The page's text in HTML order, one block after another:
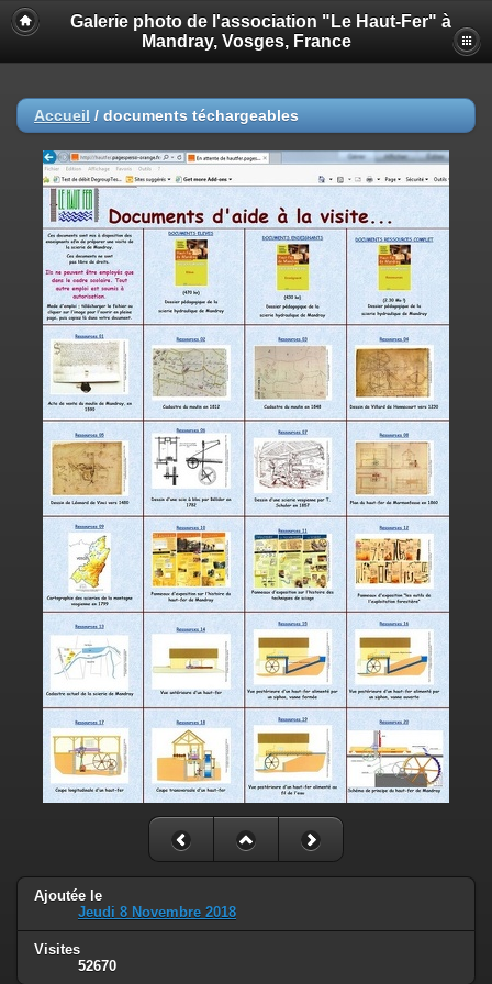
Galerie photo de l'association "Le Haut-Fer" à
Mandray, Vosges, France
Accueil / documents téchargeables
Ajoutée le
Jeudi 8 Novembre 2018
Visites
52670